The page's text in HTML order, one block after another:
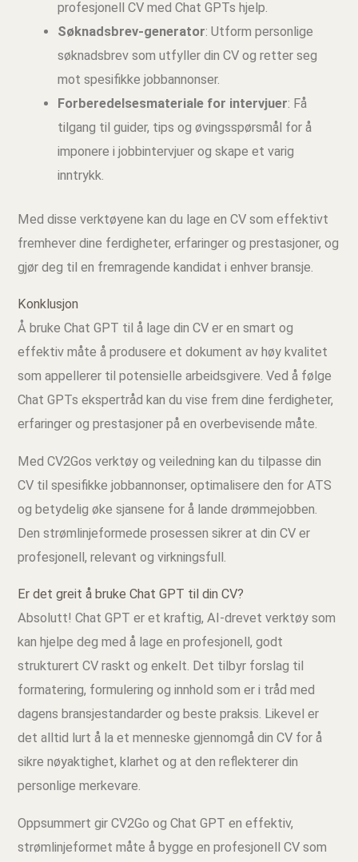
profesjonell CV med Chat GPTs hjelp.
Søknadsbrev-generator: Utform personlige
søknadsbrev som utfyller din CV og retter seg
mot spesifikke jobbannonser.
Forberedelsesmateriale for intervjuer: Få
tilgang til guider, tips og øvingsspørsmål for å
imponere i jobbintervjuer og skape et varig
inntrykk.
Med disse verktøyene kan du lage en CV som effektivt
fremhever dine ferdigheter, erfaringer og prestasjoner, og
gjør deg til en fremragende kandidat i enhver bransje.
Konklusjon
Å bruke Chat GPT til å lage din CV er en smart og
effektiv måte å produsere et dokument av høy kvalitet
som appellerer til potensielle arbeidsgivere. Ved å følge
Chat GPTs ekspertråd kan du vise frem dine ferdigheter,
erfaringer og prestasjoner på en overbevisende måte.
Med CV2Gos verktøy og veiledning kan du tilpasse din
CV til spesifikke jobbannonser, optimalisere den for ATS
og betydelig øke sjansene for å lande drømmejobben.
Den strømlinjeformede prosessen sikrer at din CV er
profesjonell, relevant og virkningsfull.
Er det greit å bruke Chat GPT til din CV?
Absolutt! Chat GPT er et kraftig, AI-drevet verktøy som
kan hjelpe deg med å lage en profesjonell, godt
strukturert CV raskt og enkelt. Det tilbyr forslag til
formatering, formulering og innhold som er i tråd med
dagens bransjestandarder og beste praksis. Likevel er
det alltid lurt å la et menneske gjennomgå din CV for å
sikre nøyaktighet, klarhet og at den reflekterer din
personlige merkevare.
Oppsummert gir CV2Go og Chat GPT en effektiv,
strømlinjeformet måte å bygge en profesjonell CV som